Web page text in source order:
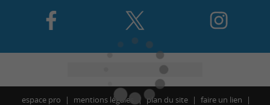
espace pro mentions légales plan du site
faire un lien